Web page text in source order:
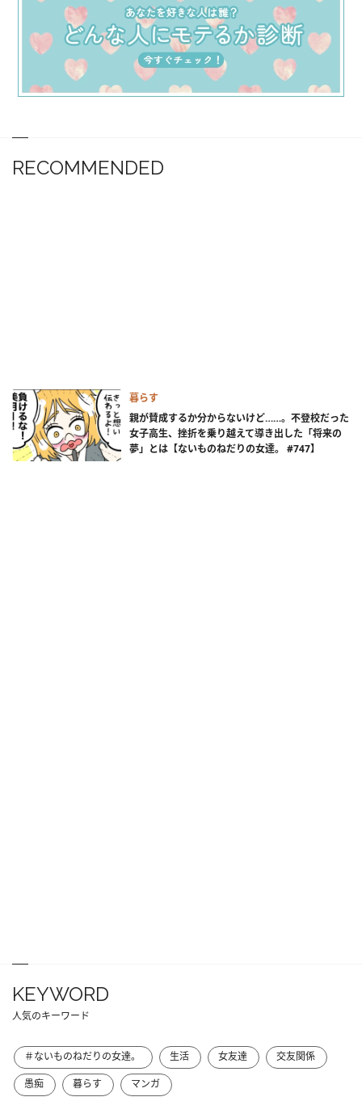
RECOMMENDED
暮らす
親が賛成するか分からないけど……。不登校だった
女子高生、挫折を乗り越えて導き出した「将来の
夢」とは【ないものねだりの女達。 #747】
KEYWORD
人気のキーワード
＃ないものねだりの女達。 生活 女友達
交友関係
愚痴
暮らす マンガ